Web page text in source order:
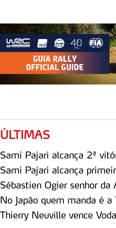
ÚLTIMAS
Sami Pajari alcança 2ª
Sami Pajari alcança
Sébastien Ogier senhor da
No Japão quem manda é a
Thierry Neuville vence